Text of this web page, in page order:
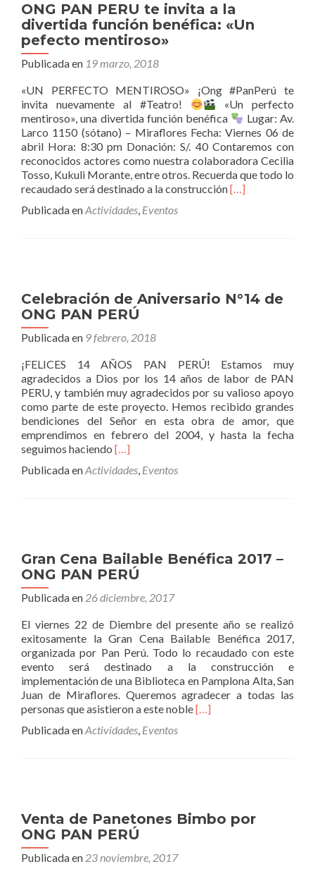
ONG PAN PERU te invita a la
divertida función benéfica: «Un
pefecto mentiroso»
Publicada en 19 marzo, 2018
«UN PERFECTO MENTIROSO» ¡Ong #PanPerú te
invita nuevamente al #Teatro!
«Un perfecto
mentiroso», una divertida función benéfica
Lugar: Av.
Larco 1150 (sótano) – Miraflores Fecha: Viernes 06 de
abril Hora: 8:30 pm Donación: S/. 40 Contaremos con
reconocidos actores como nuestra colaboradora Cecilia
Tosso, Kukuli Morante, entre otros. Recuerda que todo lo
recaudado será destinado a la construcciónLeer
divertida
mentiroso»
[…]
Publicada enActividades, Eventos
Celebración de Aniversario N°14 de
ONG PAN PERÚ
Publicada en 9 febrero, 2018
¡FELICES 14 AÑOS PAN PERÚ! Estamos muy
agradecidos a Dios por los 14 años de labor de PAN
PERU, y también muy agradecidos por su valioso apoyo
como parte de este proyecto. Hemos recibido grandes
bendiciones del Señor en esta obra de amor, que
emprendimos en febrero del 2004, y hasta la fecha
seguimos haciendo Leer
de
PERÚ
[…]
Publicada enActividades, Eventos
Gran Cena Bailable Benéfica 2017 –
ONG PAN PERÚ
Publicada en 26 diciembre, 2017
El viernes 22 de Diembre del presente año se realizó
exitosamente la Gran Cena Bailable Benéfica 2017,
organizada por Pan Perú. Todo lo recaudado con este
evento será destinado a la construcción e
implementación de una Biblioteca en Pamplona Alta, San
Juan de Miraflores. Queremos agradecer a todas las
personas que asistieron a este nobleLeer
PAN
[…]
Publicada enActividades, Eventos
Venta de Panetones Bimbo por
ONG PAN PERÚ
Publicada en 23 noviembre, 2017